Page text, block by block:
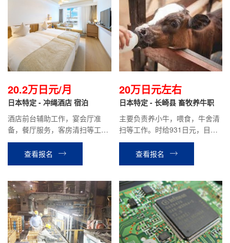
20.2万日元/月
日本特定 - 冲绳酒店 宿泊
酒店前台辅助工作，宴会厅准
备，餐厅服务，客房清扫等工
作。月薪20.2万日元（时给约
1200日元）
查看报名
20万日元左右
日本特定 - 长崎县 畜牧养牛职
主要负责养小牛，喂食，牛舍清
扫等工作。时给931日元，目前
在职人员平均到手工资：18万日
元左右。查看报名